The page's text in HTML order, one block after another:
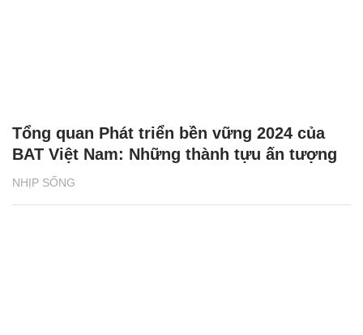
NHỊP SỐNG
Tổng quan Phát triển bền vững 2024 của
BAT Việt Nam: Những thành tựu ấn tượng